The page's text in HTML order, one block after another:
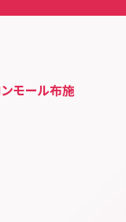
モール布施